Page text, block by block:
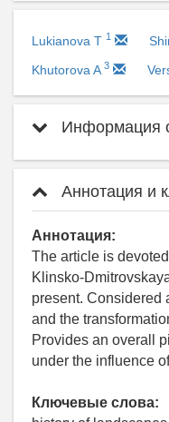
Lukianova T 1
Khutorova A 3
Информация
Аннотация и
Аннотация:
The article is
Klinsko-
present. Considered
and the
Provides an overall
under the influence
Ключевые слова: